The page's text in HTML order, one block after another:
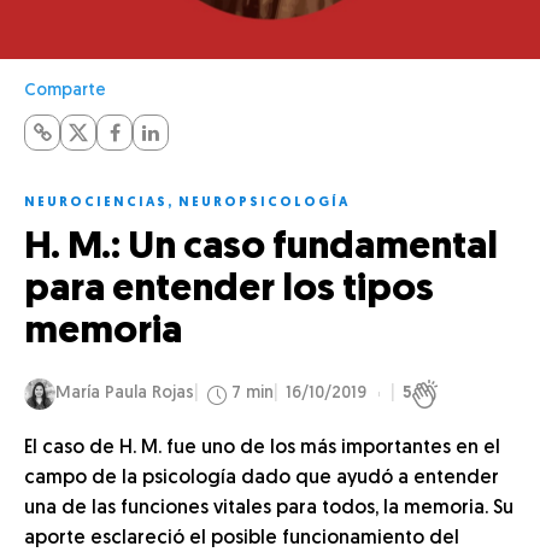
Comparte
NEUROCIENCIAS , NEUROPSICOLOGÍA
H. M.: Un caso fundamental
para entender los tipos
memoria
María Paula Rojas 7 min 16/10/2019 5
El caso de H. M. fue uno de los más importantes en el
campo de la psicología dado que ayudó a entender
una de las funciones vitales para todos, la memoria. Su
aporte esclareció el posible funcionamiento del